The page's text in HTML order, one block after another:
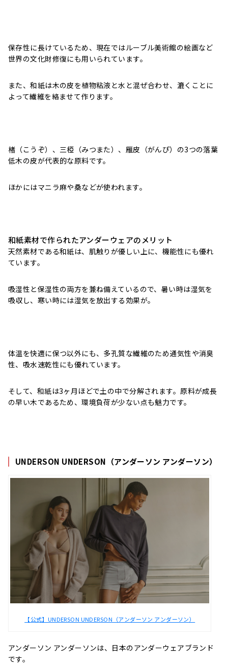
保存性に長けているため、現在ではルーブル美術館の絵画など
世界の文化財修復にも用いられています。
また、和紙は木の皮を植物粘液と水と混ぜ合わせ、漉くことに
よって繊維を絡ませて作ります。
楮 （こうぞ）、 三椏 （みつまた）、 雁皮 （がんぴ）の3つの落葉
低木の皮が代表的な原料です。
ほかにはマニラ麻や桑などが使われます。
和紙素材で作られたアンダーウェアのメリット
天然素材である和紙は、肌触りが優しい上に、機能性にも優れ
ています。
吸湿性と保湿性の両方を兼ね備えているので、暑い時は湿気を
吸収し、寒い時には湿気を放出する効果が。
体温を快適に保つ以外にも、多孔質な繊維のため通気性や消臭
性、吸水速乾性にも優れています。
そして、和紙は3ヶ月ほどで土の中で分解されます。 原料が成長
の早い木であるため、環境負荷が少ない点も魅力です。
UNDERSON UNDERSON（アンダーソン アンダーソン）
【公式】UNDERSON UNDERSON（アンダーソン アンダーソン）
アンダーソン アンダーソンは、日本のアンダーウェアブランド
です。